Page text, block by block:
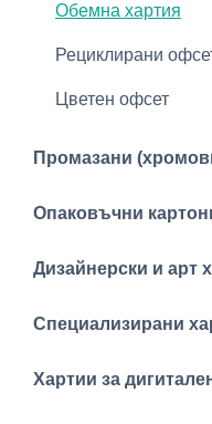
Обемна хартия
Рециклирани
Цветен офсет
Промазани
Опаковъчни
Дизайнерски и арт
Специализирани
Хартии за